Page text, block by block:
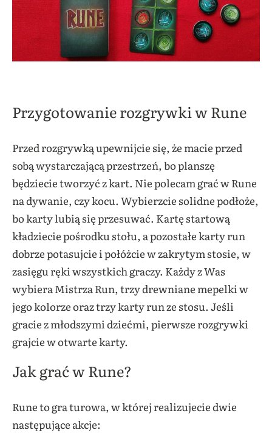
Przygotowanie rozgrywki w Rune
Przed rozgrywką upewnijcie się, że macie przed
sobą wystarczającą przestrzeń, bo planszę
będziecie tworzyć z kart. Nie polecam grać w Rune
na dywanie, czy kocu. Wybierzcie solidne podłoże,
bo karty lubią się przesuwać. Kartę startową
kładziecie pośrodku stołu, a pozostałe karty run
dobrze potasujcie i połóżcie w zakrytym stosie, w
zasięgu ręki wszystkich graczy. Każdy z Was
wybiera Mistrza Run, trzy drewniane mepelki w
jego kolorze oraz trzy karty run ze stosu. Jeśli
gracie z młodszymi dziećmi, pierwsze rozgrywki
grajcie w otwarte karty.
Jak grać w Rune?
Rune to gra turowa, w której realizujecie dwie
następujące akcje: